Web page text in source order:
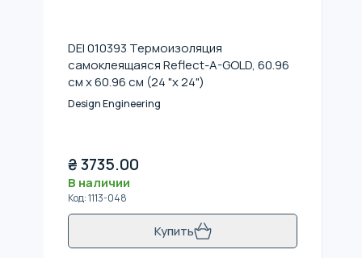
DEI 010393 Термоизоляция
самоклеящаяся Reflect-A-GOLD, 60.96
см x 60.96 см (24 "x 24")
Design Engineering
₴3735.00
В наличии
Код:1113-048
Купить